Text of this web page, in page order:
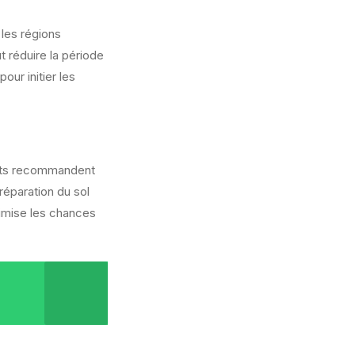
régions
réduire la période
initier les
recommandent
du sol
les chances